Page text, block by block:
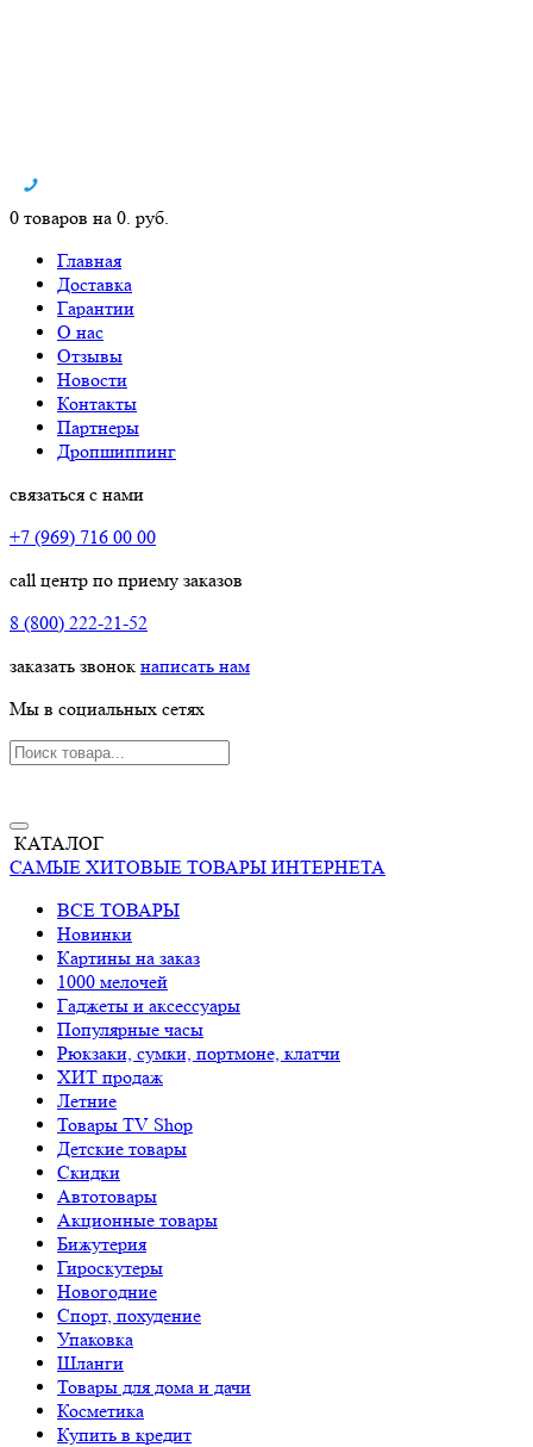
0 товаров на 0. руб.
Главная
Доставка
Гарантии
О нас
Отзывы
Новости
Контакты
Партнеры
Дропшиппинг
связаться с нами
+7 (969) 716 00 00
call центр по приему заказов
8 (800) 222-21-52
заказать звонок написать нам
Мы в социальных сетях
КАТАЛОГ
САМЫЕ ХИТОВЫЕ ТОВАРЫ ИНТЕРНЕТА
ВСЕ ТОВАРЫ
Новинки
Картины на заказ
1000 мелочей
Гаджеты и аксессуары
Популярные часы
Рюкзаки, сумки, портмоне, клатчи
ХИТ продаж
Летние
Товары TV Shop
Детские товары
Cкидки
Автотовары
Акционные товары
Бижутерия
Гироскутеры
Новогодние
Спорт, похудение
Упаковка
Шланги
Товары для дома и дачи
Косметика
Купить в кредит